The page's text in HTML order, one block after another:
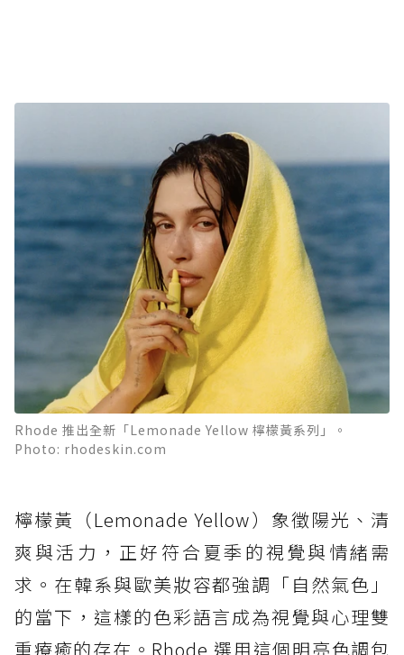
Rhode 推出全新「Lemonade Yellow 檸檬黃系列」。
Photo: rhodeskin.com
檸檬黃（Lemonade Yellow）象徵陽光、清
爽與活力，正好符合夏季的視覺與情緒需
求。在韓系與歐美妝容都強調「自然氣色」
的當下，這樣的色彩語言成為視覺與心理雙
重療癒的存在。Rhode 選用這個明亮色調包